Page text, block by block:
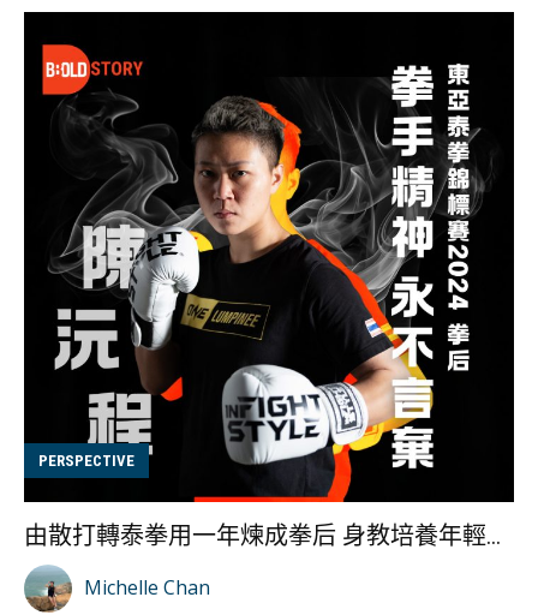
為 Ninja Sport 教練前，其實是一位舉重教練。在台北
Gymefit Games 2019、2023 及 2024 女子組舉重比賽
中，Summer 憑出色的表現三度奪冠。如今，她不僅是
Ninja Sport 的專業教練，更在國際賽事中屢獲佳績，包
括馬來西亞 Ozone Games 公開女子組 2023 金牌、台中
極限體能王挑戰賽 2024 銀牌，以及完成美國 World
Ninja League Championships 2024 和澳洲 Ninja World
Cup 的 Stage 1 挑戰。Summer 的轉型故事，不僅展現了
她對運動的熱愛，還有 Ninja Sport 這項運動的獨特魅
力。 在 Instagram 查看這則貼文 Summer
Wong（@summer__training）分享的貼文 從舉重投身到
Summer 坦言，兩者雖然都是對體能與意志力的挑戰，但
Ninja Sport 更注重「解難能力」，她補充：「舉重比賽
的目標很明確，就是舉起更大的重量，相對比較有規律，
且有固定方法遵循與練習，而 Ninja Sport 的障礙設計多
變，每個人都可以找到屬於自己的破解方法，同樣的障
礙，每個人的演繹方式都...
PERSPECTIVE
由散打轉泰拳用一年煉成拳后 身教培養年輕拳手 陳沅程 Jackie 專訪
Michelle Chan